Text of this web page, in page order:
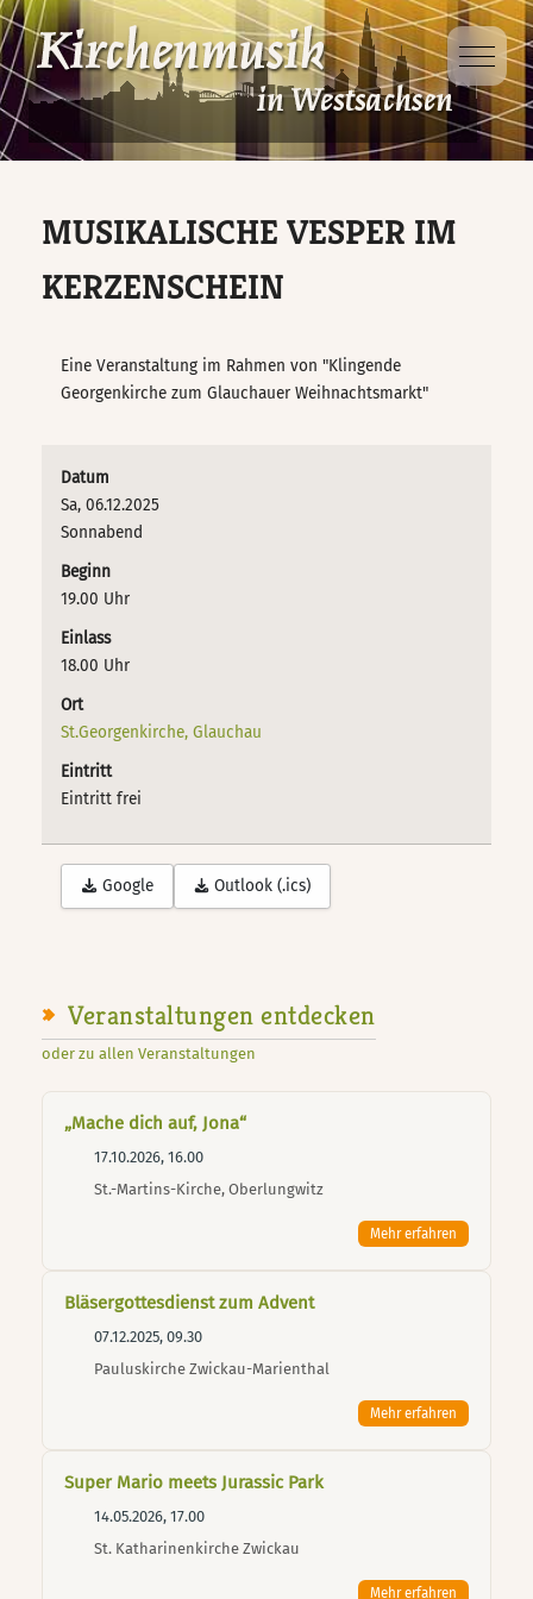
Mobile
MUSIKALISCHE VESPER IM
KERZENSCHEIN
Eine Veranstaltung im Rahmen von "Klingende
Georgenkirche zum Glauchauer Weihnachtsmarkt"
Datum
Sa, 06.12.2025
Sonnabend
Beginn
19.00 Uhr
Einlass
18.00 Uhr
Ort
St.Georgenkirche, Glauchau
Eintritt
Eintritt frei
Google Outlook (.ics)
Veranstaltungen entdecken
oder zu allen Veranstaltungen
„Mache dich auf, Jona“
17.10.2026, 16.00
St.-Martins-Kirche, Oberlungwitz
Mehr erfahren
Bläsergottesdienst zum Advent
07.12.2025, 09.30
Pauluskirche Zwickau-Marienthal
Mehr erfahren
Super Mario meets Jurassic Park
14.05.2026, 17.00
St. Katharinenkirche Zwickau
Mehr erfahren
Dabei sein
Veranstaltungen
Veranstaltungsorte
Projekte
Kinder- und
Singt Schütz!
Ökumenische
Kindersingewoche
Ausbildung
D-Kirchenmusikausbildung
D-Kurs für Chorleitung